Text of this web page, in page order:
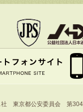
社 東京都公安委員会 第